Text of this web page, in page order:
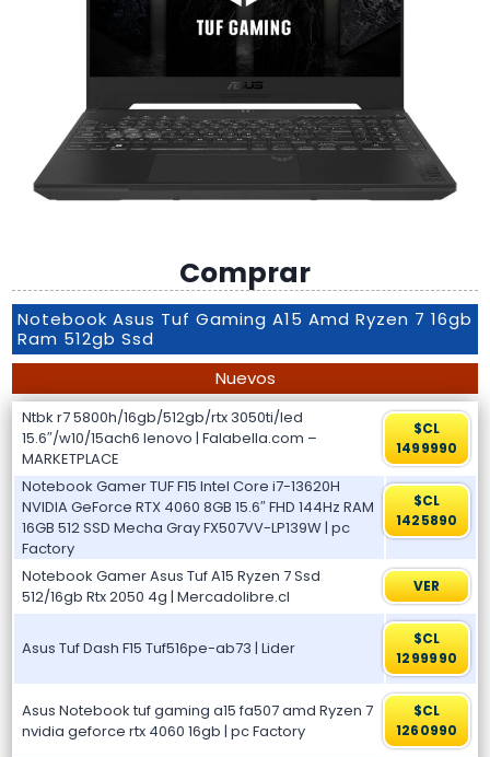
Comprar
Notebook Asus Tuf Gaming A15 Amd Ryzen 7 16gb
Ram 512gb Ssd
Nuevos
Ntbk r7 5800h/16gb/512gb/rtx 3050ti/led
15.6″/w10/15ach6 lenovo | Falabella.com –
MARKETPLACE
$CL
1499990
Notebook Gamer TUF F15 Intel Core i7-13620H
NVIDIA GeForce RTX 4060 8GB 15.6″ FHD 144Hz RAM
16GB 512 SSD Mecha Gray FX507VV-LP139W | pc
Factory
$CL
1425890
Notebook Gamer Asus Tuf A15 Ryzen 7 Ssd
512/16gb Rtx 2050 4g | Mercadolibre.cl
VER
Asus Tuf Dash F15 Tuf516pe-ab73 | Lider
$CL
1299990
Asus Notebook tuf gaming a15 fa507 amd Ryzen 7
nvidia geforce rtx 4060 16gb | pc Factory
$CL
1260990